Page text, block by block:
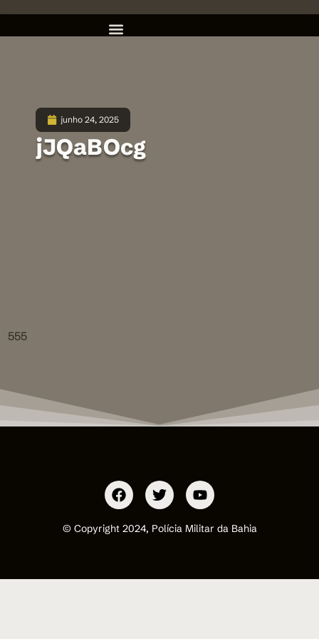
junho 24, 2025
jJQaBOcg
555
© Copyright 2024, Polícia Militar da Bahia